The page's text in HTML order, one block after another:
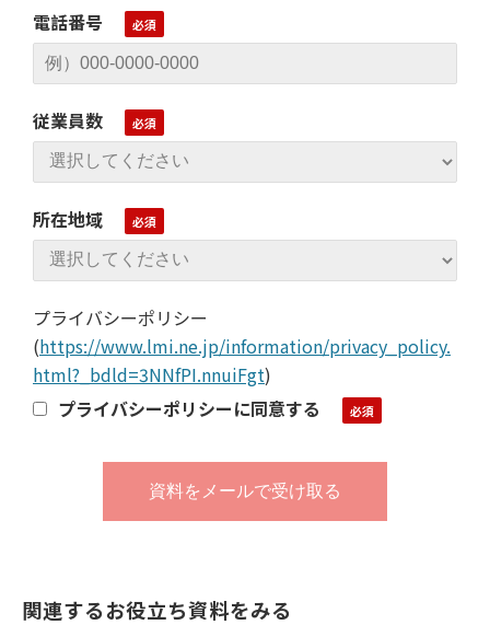
電話番号
従業員数
所在地域
プライバシーポリシー
(https://www.lmi.ne.jp/information/privacy_policy.
html?_bdld=3NNfPI.nnuiFgt)
プライバシーポリシーに同意する
関連するお役立ち資料をみる